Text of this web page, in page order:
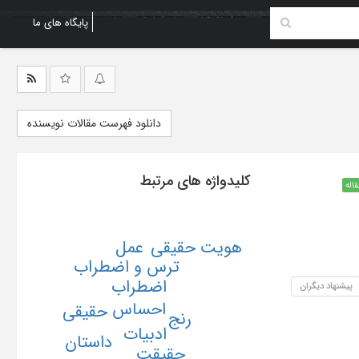
پایگاه های ما
دانلود فهرست مقالات نویسنده
پیشنهاد دیگران
کلیدواژه های مرتبط
احساس
ادبیات
اضطراب
ترس و اضطراب
حقیقی
داستان
رنج
عمل هویت حقیقی